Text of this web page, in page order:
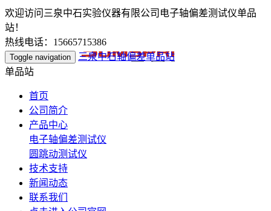
欢迎访问三泉中石实验仪器有限公司电子轴偏差测试仪单品
站！
热线电话：15665715386
Toggle navigation
三泉中石轴偏差单品站
单品站
首页
公司简介
产品中心
电子轴偏差测试仪
圆跳动测试仪
技术支持
新闻动态
联系我们